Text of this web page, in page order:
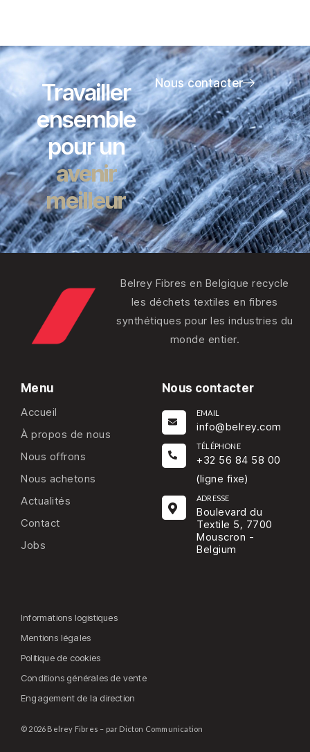
Travailler
ensemble
pour un
avenir
meilleur
Nous contacter
Belrey Fibres en Belgique recycle
les déchets textiles en fibres
synthétiques pour les industries du
monde entier.
Menu
Accueil
À propos de nous
Nous offrons
Nous achetons
Actualités
Contact
Jobs
Nous contacter
EMAIL
info@belrey.com
TÉLÉPHONE
+32 56 84 58 00
(ligne fixe)
ADRESSE
Boulevard du
Textile 5, 7700
Mouscron -
Belgium
Informations logistiques
Mentions légales
Politique de cookies
Conditions générales de vente
Engagement de la direction
© 2026 Belrey Fibres – par Dicton Communication